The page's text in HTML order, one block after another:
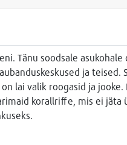
Tänu soodsale asukohale
ja teised.
lai valik roogasid ja jooke.
korallriffe, mis ei jäta